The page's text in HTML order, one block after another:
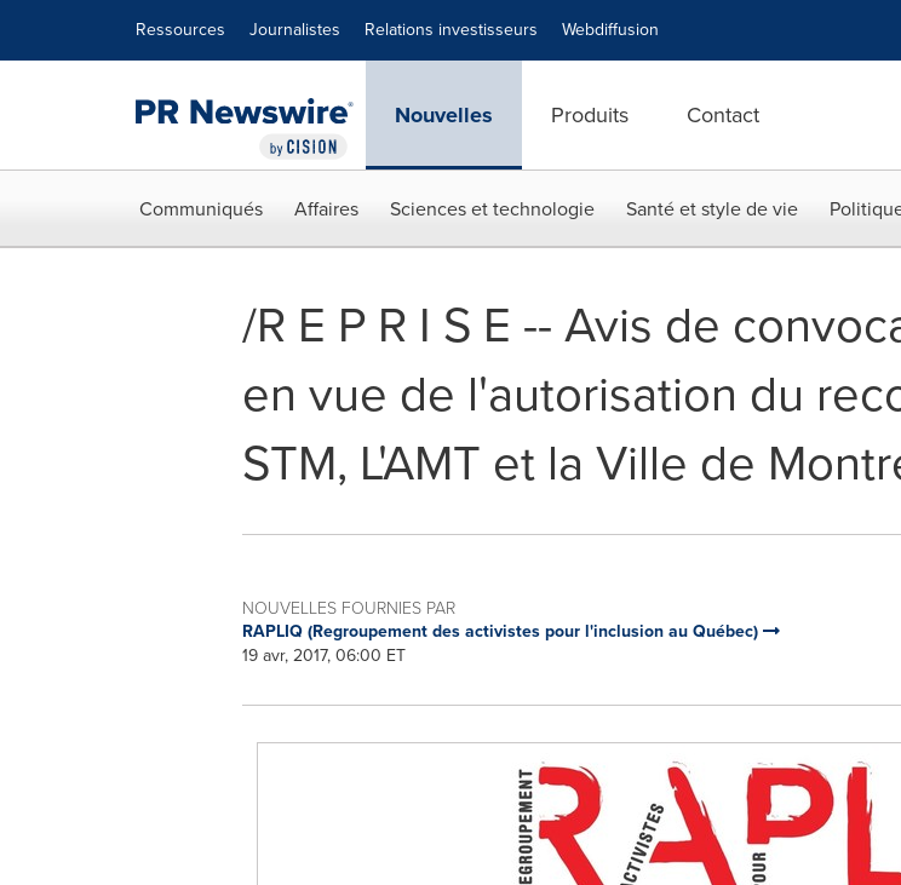
Ressources Journalistes Relations investisseurs Webdiffusion
Nouvelles Produits Contact
Communiqués Affaires Sciences et technologie Santé et style de vie
/R E P R I S E -- Avis de
en vue de l'autorisation du
STM, L'AMT et la Ville de
NOUVELLES FOURNIES PAR
RAPLIQ (Regroupement des activistes pour l'inclusion au Québec)
19 avr, 2017, 06:00 ET